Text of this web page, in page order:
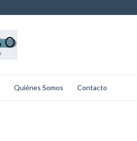
Quiénes Somos Contacto